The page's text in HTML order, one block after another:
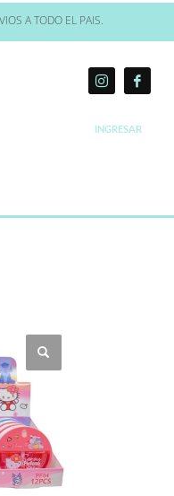
A TODO EL PAIS.
INGRESAR